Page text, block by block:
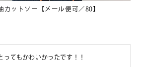
カットソー【メール便可／80】
ってもかわいかったです！！